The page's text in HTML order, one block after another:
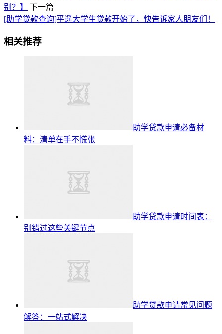
别？】
下一篇
[助学贷款查询]平遥大学生贷款开始了，快告诉家人朋友们！
相关推荐
助学贷款申请必备材
料：清单在手不慌张
助学贷款申请时间表：
别错过这些关键节点
助学贷款申请常见问题
解答：一站式解决